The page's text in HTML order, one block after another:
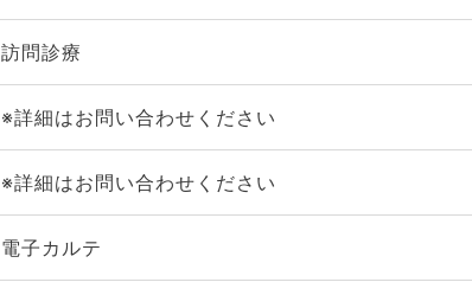
訪問診療
※詳細はお問い合わせください
※詳細はお問い合わせください
電子カルテ